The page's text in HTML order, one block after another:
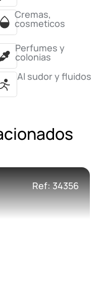
Cremas,
cosmeticos
Perfumes y
colonias
Al sudor y fluidos
Ref: 34356